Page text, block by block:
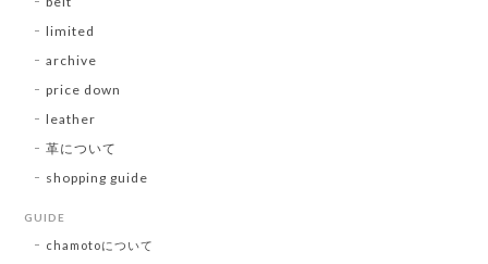
limited
archive
price down
leather
革について
shopping guide
GUIDE
chamotoについて